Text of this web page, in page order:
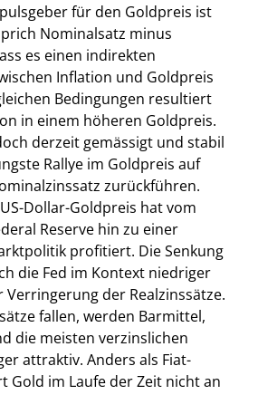
für den Goldpreis ist
Nominalsatz minus
es einen indirekten
Inflation und Goldpreis
Bedingungen resultiert
in einem höheren Goldpreis.
derzeit gemässigt und stabil
Rallye im Goldpreis auf
zurückführen.
Dollar-Goldpreis hat vom
Reserve hin zu einer
profitiert. Die Senkung
die Fed im Kontext niedriger
der Realzinssätze.
fallen, werden Barmittel,
die meisten verzinslichen
attraktiv. Anders als Fiat-
Gold im Laufe der Zeit nicht an